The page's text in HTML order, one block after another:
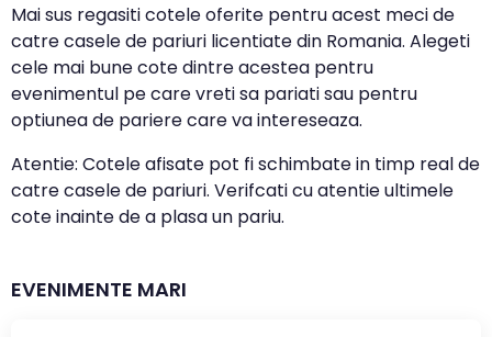
Mai sus regasiti cotele oferite pentru acest meci de
catre casele de pariuri licentiate din Romania. Alegeti
cele mai bune cote dintre acestea pentru
evenimentul pe care vreti sa pariati sau pentru
optiunea de pariere care va intereseaza.
Atentie: Cotele afisate pot fi schimbate in timp real de
catre casele de pariuri. Verifcati cu atentie ultimele
cote inainte de a plasa un pariu.
EVENIMENTE MARI